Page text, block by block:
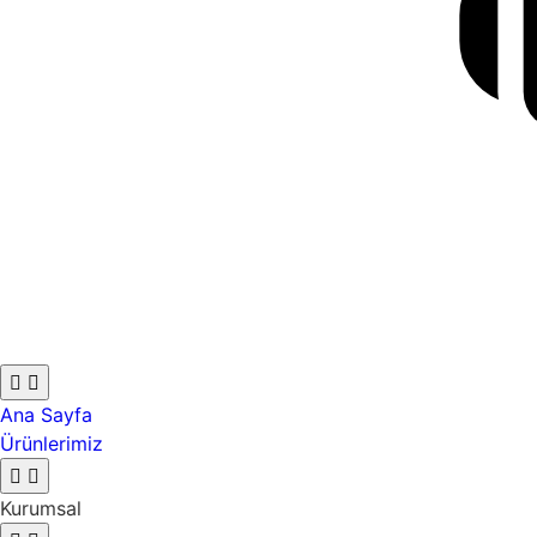
Ana Sayfa
Ürünlerimiz
Kurumsal